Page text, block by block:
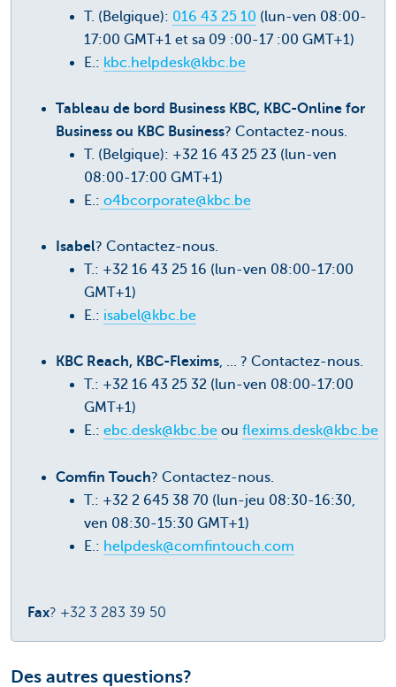
T. (Belgique): 016 43 25 10 (lun-ven 08:00-
17:00 GMT+1 et sa 09 :00-17 :00 GMT+1)
E.: kbc.helpdesk@kbc.be
Tableau de bord Business KBC, KBC-Online for
Business ou KBC Business? Contactez-nous.
T. (Belgique): +32 16 43 25 23 (lun-ven
08:00-17:00 GMT+1)
E.: o4bcorporate@kbc.be
Isabel? Contactez-nous.
T.: +32 16 43 25 16 (lun-ven 08:00-17:00
GMT+1)
E.: isabel@kbc.be
KBC Reach, KBC-Flexims, ... ? Contactez-nous.
T.: +32 16 43 25 32 (lun-ven 08:00-17:00
GMT+1)
E.: ebc.desk@kbc.be ou flexims.desk@kbc.be
Comfin Touch? Contactez-nous.
T.: +32 2 645 38 70 (lun-jeu 08:30-16:30,
ven 08:30-15:30 GMT+1)
E.: helpdesk@comfintouch.com
Fax? +32 3 283 39 50
Des autres questions?